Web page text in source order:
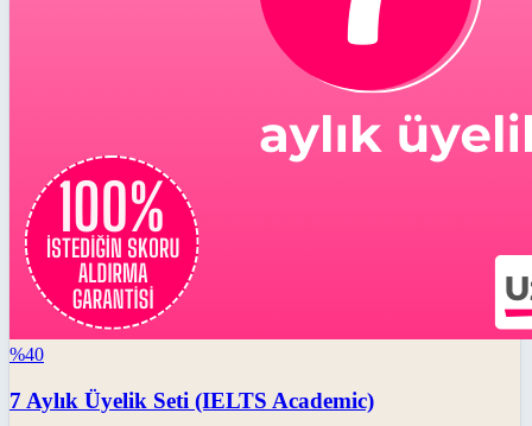
%40
7 Aylık Üyelik Seti (IELTS Academic)